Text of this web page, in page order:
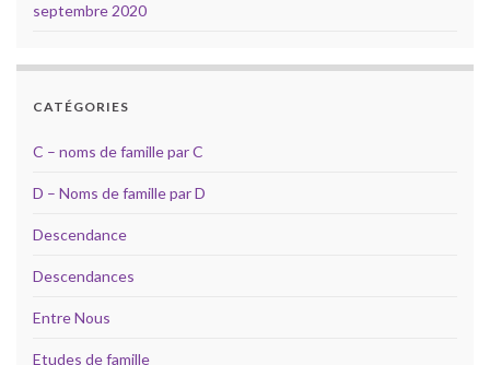
septembre 2020
CATÉGORIES
C – noms de famille par C
D – Noms de famille par D
Descendance
Descendances
Entre Nous
Etudes de famille